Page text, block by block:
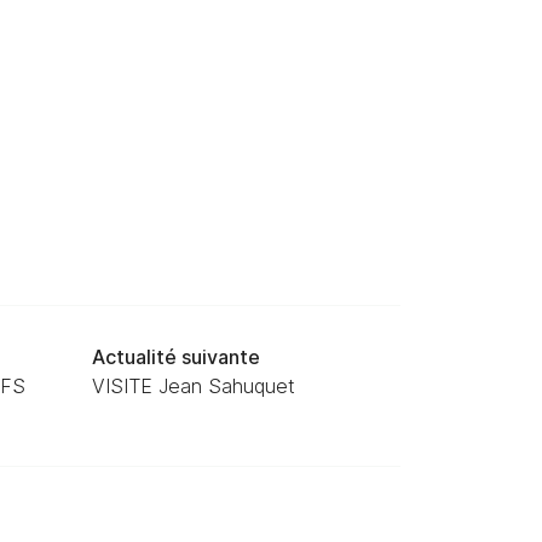
Actualité suivante
VISITE Jean Sahuquet